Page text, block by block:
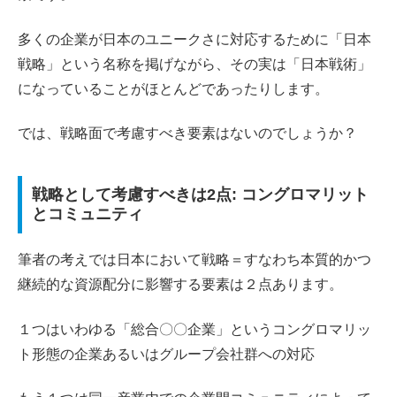
多くの企業が日本のユニークさに対応するために「日本
戦略」という名称を掲げながら、その実は「日本戦術」
になっていることがほとんどであったりします。
では、戦略面で考慮すべき要素はないのでしょうか？
戦略として考慮すべきは2点: コングロマリット
とコミュニティ
筆者の考えでは日本において戦略＝すなわち本質的かつ
継続的な資源配分に影響する要素は２点あります。
１つはいわゆる「総合〇〇企業」というコングロマリッ
ト形態の企業あるいはグループ会社群への対応